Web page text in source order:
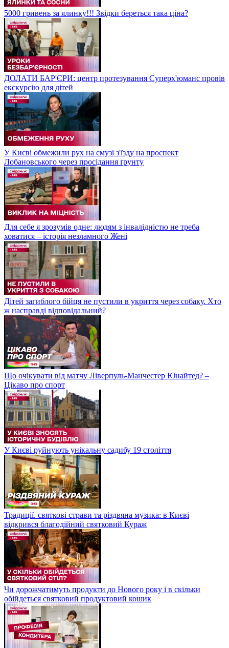
5000 гривень за ялинку!!! Звідки береться така ціна?
ДОЛАТИ БАР'ЄРИ: центр протезування Суперх'юманс провів
екскурсію для дітей
У Києві обмежили рух на смузі з'їзду на проспект
Лобановського через просідання ґрунту
Для себе я зрозумів одне: людям з інвалідністю не треба
ховатися – історія незламного Жені
Дітей загиблого бійця не пустили в укриття через собаку. Хто
ж насправді відповідальний?
Що очікувати від матчу Ліверпуль-Манчестер Юнайтед? –
Цікаво про спорт
У Києві руйнують унікальну садибу 19 століття
Традиції. святкові страви та різдвяна музика: в Києві
відкрився благодійний святковий Кураж
Чи дорожчатимуть продукти до Нового року і в скільки
обійдеться святковий продуктовий кошик